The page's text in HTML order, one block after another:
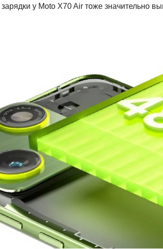
зарядки у Moto X70 Air тоже значительно